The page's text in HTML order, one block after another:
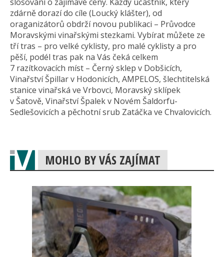
zdárně dorazí do cíle (Loucký klášter), od
oraganizátorů obdrží novou publikaci – Průvodce
Moravskými vinařskými stezkami. Vybírat můžete ze
tří tras – pro velké cyklisty, pro malé cyklisty a pro
pěší, podél tras pak na Vás čeká celkem
7 razítkovacích míst – Černý sklep v Dobšicích,
Vinařství Špillar v Hodonicích, AMPELOS, šlechtitelská
stanice vinařská ve Vrbovci, Moravský sklípek
v Šatově, Vinařství Špalek v Novém Šaldorfu-
Sedlešovicích a pěchotní srub Zatáčka ve Chvalovicích.
MOHLO BY VÁS ZAJÍMAT